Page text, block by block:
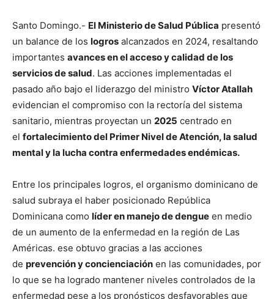
Santo Domingo.- El Ministerio de Salud Pública presentó
un balance de los logros alcanzados en 2024, resaltando
importantes avances en el acceso y calidad de los
servicios de salud. Las acciones implementadas el
pasado año bajo el liderazgo del ministro Víctor Atallah
evidencian el compromiso con la rectoría del sistema
sanitario, mientras proyectan un 2025 centrado en
el fortalecimiento del Primer Nivel de Atención, la salud
mental y la lucha contra enfermedades endémicas.
Entre los principales logros, el organismo dominicano de
salud subraya el haber posicionado República
Dominicana como líder en manejo de dengue en medio
de un aumento de la enfermedad en la región de Las
Américas. ese obtuvo gracias a las acciones
de prevención y concienciación en las comunidades, por
lo que se ha logrado mantener niveles controlados de la
enfermedad pese a los pronósticos desfavorables que